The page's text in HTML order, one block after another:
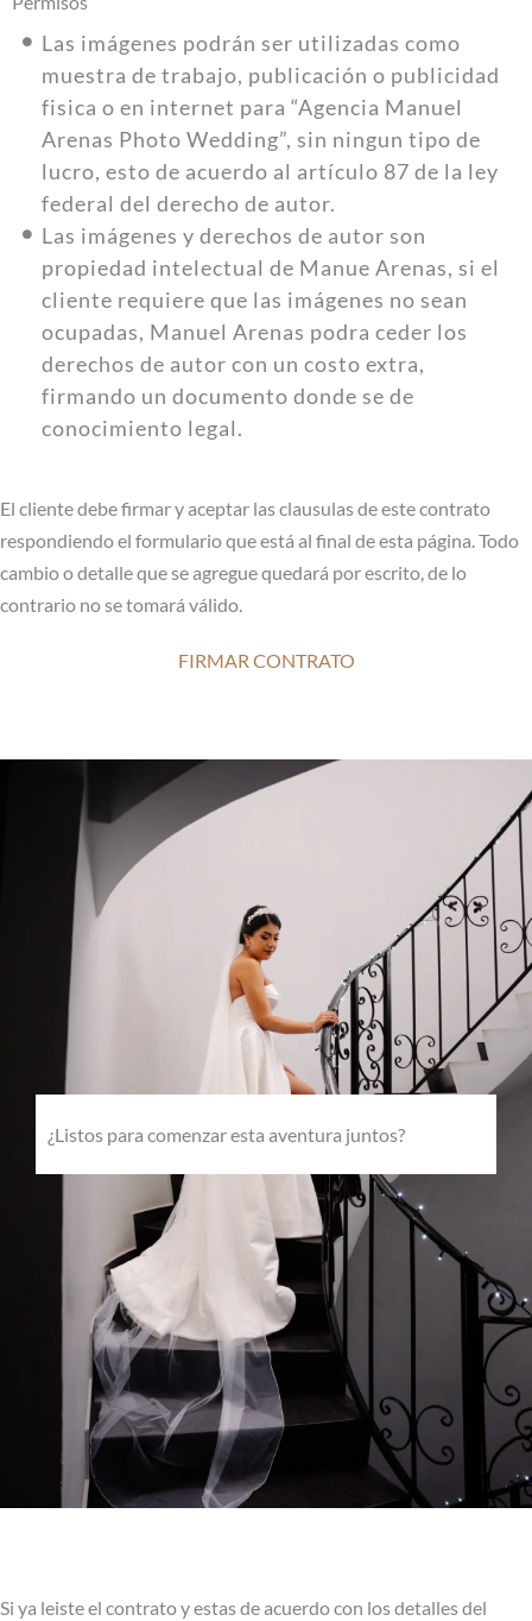
Las imágenes podrán ser utilizadas como
muestra de trabajo, publicación o publicidad
fisica o en internet para “Agencia Manuel
Arenas Photo Wedding”, sin ningun tipo de
lucro, esto de acuerdo al artículo 87 de la ley
federal del derecho de autor.
Las imágenes y derechos de autor son
propiedad intelectual de Manue Arenas, si el
cliente requiere que las imágenes no sean
ocupadas, Manuel Arenas podra ceder los
derechos de autor con un costo extra,
firmando un documento donde se de
conocimiento legal.
El cliente debe firmar y aceptar las clausulas de este contrato
respondiendo el formulario que está al final de esta página. Todo
cambio o detalle que se agregue quedará por escrito, de lo
contrario no se tomará válido.
FIRMAR CONTRATO
¿Listos para comenzar esta aventura juntos?
Si ya leiste el contrato y estas de acuerdo con los detalles del